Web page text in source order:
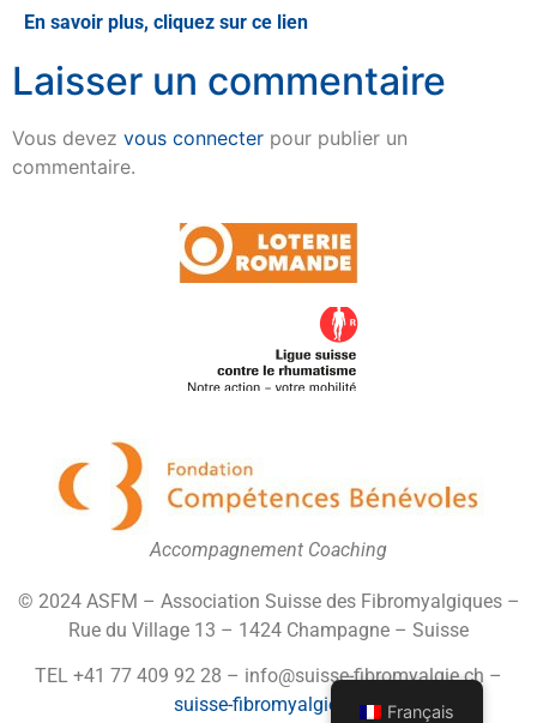
En savoir plus, cliquez sur ce lien
Laisser un commentaire
Vous devez vous connecter pour publier un
commentaire.
Accompagnement Coaching
© 2024 ASFM – Association Suisse des Fibromyalgiques –
Rue du Village 13 – 1424 Champagne – Suisse
TEL +41 77 409 92 28 – info@suisse-fibromyalgie.ch –
suisse-fibromyalgie.ch
Français